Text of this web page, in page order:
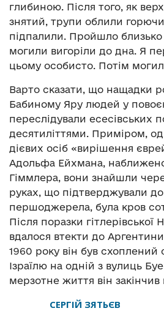
глибиною. Після того, як
знятий, трупи облили
підпалили. Пройшло близько
могили вигоріли до дна. Я
цьому особисто. Потім
Варто сказати, що нащадки
Бабиному Яру людей у
переслідували есесівських
десятиліттями. Приміром,
дієвих осіб «вирішення
Адольфа Ейхмана,
Гіммлера, вони знайшли
руках, що підтверджували
першоджерела, була кров
Після поразки
вдалося втекти до
1960 року він був
Ізраїлю на одній з вулиць
мерзотне життя він
СЕРГІЙ ЗЯТЬЄВ